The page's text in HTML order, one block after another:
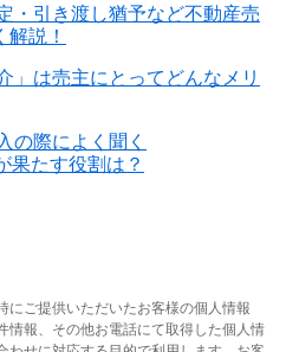
・引き渡し猶予など不動産売
説！
」は売主にとってどんなメリ
の際によく聞く
果たす役割は？
にご提供いただいたお客様の個人情報
情報、その他お電話にて取得した個人情